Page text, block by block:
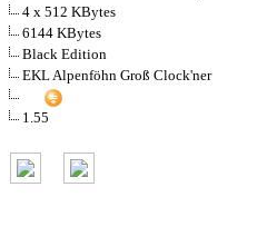
4 x 512 KBytes
6144 KBytes
Black Edition
EKL Alpenföhn Groß Clock'ner
1.55